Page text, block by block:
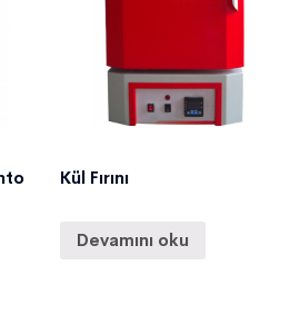
Kül Fırını
Devamını oku